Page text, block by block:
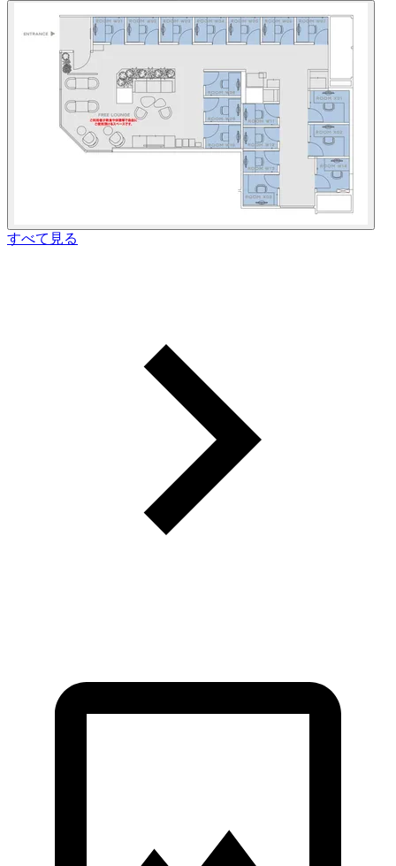
すべて見る